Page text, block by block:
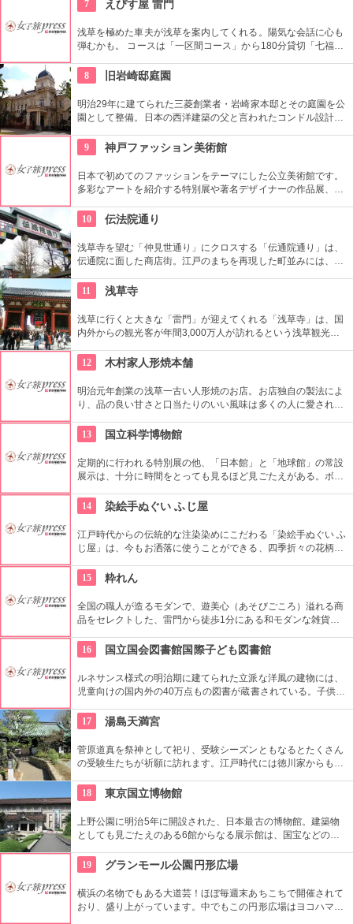
な羽をテーマにした幻想的な姿を見ることができます。
7 えびす屋 雷門
浅草を極めた車夫が浅草を案内してくれる。陽気な会話に心も
弾むかも。 コースは「一区間コース」から180分貸切「七福神
好評だとか。
8 旧岩崎邸庭園
明治29年に建てられた三菱創業者・岩崎家本邸とその庭園を公
園として整備。日本の西洋建築の父と言われたコンドル設計の
文化財にもなっている。
9 神戸ファッション美術館
日本で初めてのファッションをテーマにした公立美術館です。
多彩なアートを紹介する特別展や著名デザイナーの作品展、ラ
な方、ファッション業界の方、ファッションを学ぶ方、必見で
す。
10 伝法院通り
浅草寺を望む「仲見世通り」にクロスする「伝通院通り」は、
伝通院に面した商店街。江戸のまちを再現した町並みには、屋
あります。多彩なお店が並んでいて、買い物や食事も楽しめま
す。
11 浅草寺
浅草に行くと大きな「雷門」が迎えてくれる「浅草寺」は、国
内外からの観光客が年間3,000万人が訪れるという浅草観光一
都内最古の名刹です。
12 木村家人形焼本舗
明治元年創業の浅草一古い人形焼のお店。お店独自の製法によ
り、品の良い甘さと口当たりのいい風味は多くの人に愛されて
ンコの入っていないタイプもあり。ハトのマークを目印に探し
て。
13 国立科学博物館
定期的に行われる特別展の他、「日本館」と「地球館」の常設
展示は、十分に時間をとっても見るほど見ごたえがある。ボラ
とまちがいなし。
14 染絵手ぬぐい ふじ屋
江戸時代からの伝統的な注染染めにこだわる「染絵手ぬぐい ふ
じ屋」は、今もお洒落に使うことができる、四季折々の花柄や
地の小物も各種扱っています。
15 粋れん
全国の職人が造るモダンで、遊美心（あそびごころ）溢れる商
品をセレクトした、雷門から徒歩1分にある和モダンな雑貨
めるので、粋な雑貨を探すのが楽しくなりそう。
16 国立国会図書館国際子ども図書館
ルネサンス様式の明治期に建てられた立派な洋風の建物には、
児童向けの国内外の40万点もの図書が蔵書されている。子供だ
でゆっくり過ごしてみては。
17 湯島天満宮
菅原道真を祭神として祀り、受験シーズンともなるとたくさん
の受験生たちが祈願に訪れます。江戸時代には徳川家からも尊
おり、境内には約300本もの梅があり、毎年時期になるとかぐ
わしい香りを漂わせます。2月上旬〜3月上旬には梅祭りも開催
されて賑わいます。
18 東京国立博物館
上野公園に明治5年に開設された、日本最古の博物館。建築物
としても見ごたえのある6館からなる展示館は、国宝などの歴
す。オリジナルグッズを販売するミュージアムショップや食事
もできるカフェなども併設されています。
19 グランモール公園円形広場
横浜の名物でもある大道芸！ほぼ毎週末あちこちで開催されて
おり、盛り上がっています。中でもこの円形広場はヨコハマ大